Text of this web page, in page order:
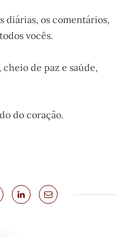
diárias, os comentários,
vocês.
cheio de paz e saúde,
do coração.